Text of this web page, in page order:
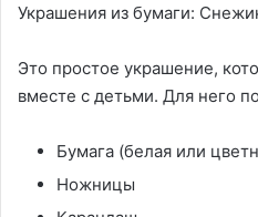
Украшения из бумаги:
Это простое украшение,
вместе с детьми. Для него
Бумага (белая или
Ножницы